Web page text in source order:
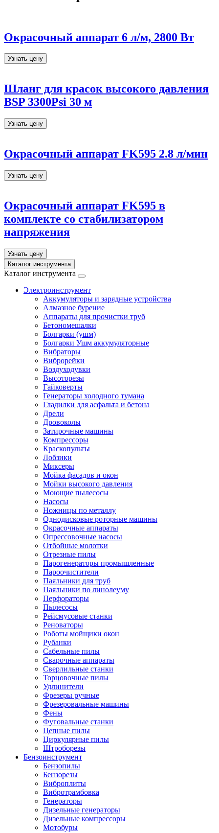
Окрасочный аппарат 6 л/м, 2800 Вт
Узнать цену
Шланг для красок высокого давления
BSP 3300Psi 30 м
Узнать цену
Окрасочный аппарат FK595 2.8 л/мин
Узнать цену
Окрасочный аппарат FK595 в
комплекте со стабилизатором
напряжения
Узнать цену
Каталог инструмента
Каталог инструмента
Электроинструмент
Аккумуляторы и зарядные устройства
Алмазное бурение
Аппараты для прочистки труб
Бетономешалки
Болгарки (ушм)
Болгарки Ушм аккумуляторные
Вибраторы
Виброрейки
Воздуходувки
Высоторезы
Гайковерты
Генераторы холодного тумана
Гладилки для асфальта и бетона
Дрели
Дровоколы
Затирочные машины
Компрессоры
Краскопульты
Лобзики
Миксеры
Мойка фасадов и окон
Мойки высокого давления
Моющие пылесосы
Насосы
Ножницы по металлу
Однодисковые роторные машины
Окрасочные аппараты
Опрессовочные насосы
Отбойные молотки
Отрезные пилы
Парогенераторы промышленные
Пароочистители
Паяльники для труб
Паяльники по линолеуму
Перфораторы
Пылесосы
Рейсмусовые станки
Реноваторы
Роботы мойщики окон
Рубанки
Сабельные пилы
Сварочные аппараты
Сверлильные станки
Торцовочные пилы
Удлинители
Фрезеры ручные
Фрезеровальные машины
Фены
Фуговальные станки
Цепные пилы
Циркулярные пилы
Штроборезы
Бензоинструмент
Бензопилы
Бензорезы
Виброплиты
Вибротрамбовка
Генераторы
Дизельные генераторы
Дизельные компрессоры
Мотобуры